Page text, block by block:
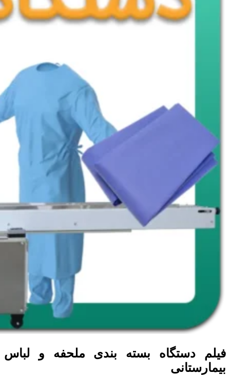
فیلم دستگاه بسته بندی ملحفه و لباس
بیمارستانی